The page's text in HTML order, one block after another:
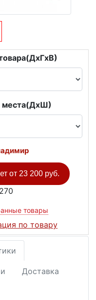
места(ДxШ)
от 23 200 руб.
товары
по товару
Доставка